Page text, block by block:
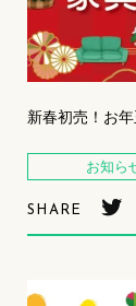
新春初売！お
お知ら
SHARE